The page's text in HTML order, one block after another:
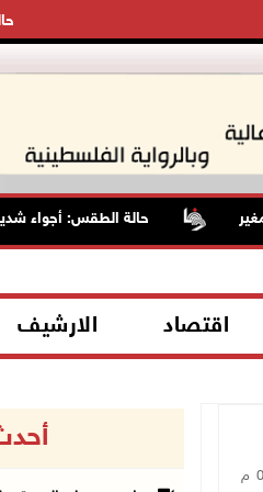
حالة الطقس: أجواء شديدة
اقتصاد الارشيف